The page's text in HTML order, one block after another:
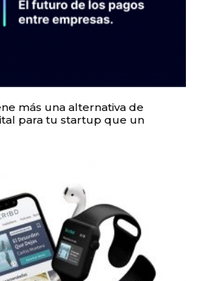
más una alternativa de
para tu startup que un